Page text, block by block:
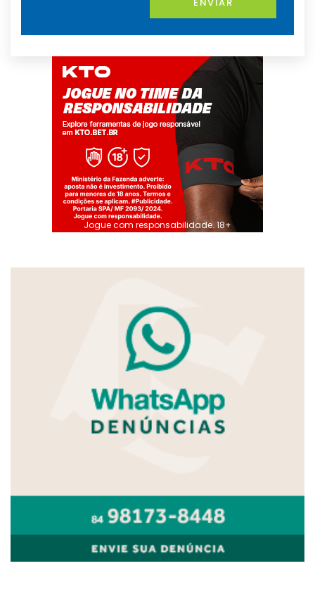
Jogue com responsabilidade. 18+